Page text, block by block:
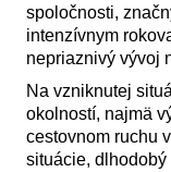
spoločnosti,
intenzívnym
nepriaznivý vývoj
Na vzniknutej
okolností, najmä
cestovnom ruchu
situácie,